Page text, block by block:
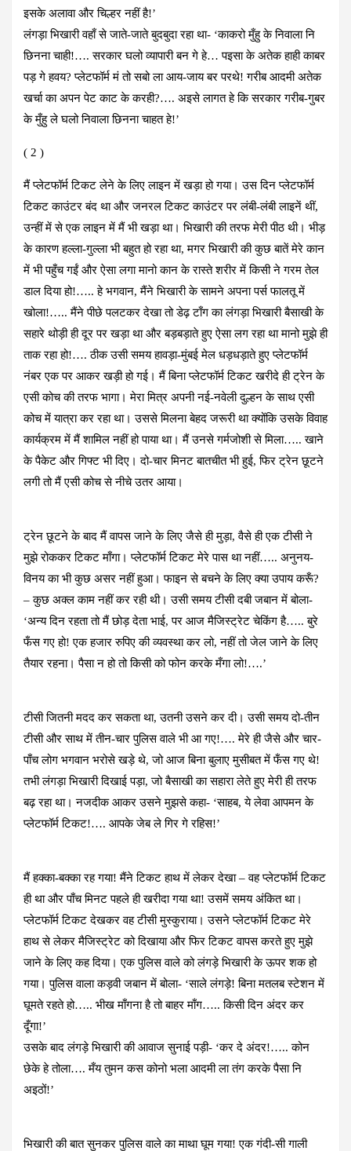
इसके अलावा और चिल्हर नहीं है!’
लंगड़ा भिखारी वहाँ से जाते-जाते बुदबुदा रहा था- ‘काकरो मुँहु के निवाला नि
छिनना चाही!…. सरकार घलो व्यापारी बन गे हे… पइसा के अतेक हाही काबर
पड़ गे हवय? प्लेटफॉर्म मं तो सबो ला आय-जाय बर परथे! गरीब आदमी अतेक
खर्चा का अपन पेट काट के करही?…. अइसे लागत हे कि सरकार गरीब-गुबर
के मुँहु ले घलो निवाला छिनना चाहत हे!’
( 2 )
मैं प्लेटफॉर्म टिकट लेने के लिए लाइन में खड़ा हो गया। उस दिन प्लेटफॉर्म
टिकट काउंटर बंद था और जनरल टिकट काउंटर पर लंबी-लंबी लाइनें थीं,
उन्हीं में से एक लाइन में मैं भी खड़ा था। भिखारी की तरफ मेरी पीठ थी। भीड़
के कारण हल्ला-गुल्ला भी बहुत हो रहा था, मगर भिखारी की कुछ बातें मेरे कान
में भी पहुँच गईं और ऐसा लगा मानो कान के रास्ते शरीर में किसी ने गरम तेल
डाल दिया हो!….. हे भगवान, मैंने भिखारी के सामने अपना पर्स फालतू में
खोला!….. मैंने पीछे पलटकर देखा तो डेढ़ टाँग का लंगड़ा भिखारी बैसाखी के
सहारे थोड़ी ही दूर पर खड़ा था और बड़बड़ाते हुए ऐसा लग रहा था मानो मुझे ही
ताक रहा हो!…. ठीक उसी समय हावड़ा-मुंबई मेल धड़धड़ाते हुए प्लेटफॉर्म
नंबर एक पर आकर खड़ी हो गई। मैं बिना प्लेटफॉर्म टिकट खरीदे ही ट्रेन के
एसी कोच की तरफ भागा। मेरा मित्र अपनी नई-नवेली दुल्हन के साथ एसी
कोच में यात्रा कर रहा था। उससे मिलना बेहद जरूरी था क्योंकि उसके विवाह
कार्यक्रम में मैं शामिल नहीं हो पाया था। मैं उनसे गर्मजोशी से मिला….. खाने
के पैकेट और गिफ्ट भी दिए। दो-चार मिनट बातचीत भी हुई, फिर ट्रेन छूटने
लगी तो मैं एसी कोच से नीचे उतर आया।
ट्रेन छूटने के बाद मैं वापस जाने के लिए जैसे ही मुड़ा, वैसे ही एक टीसी ने
मुझे रोककर टिकट माँगा। प्लेटफॉर्म टिकट मेरे पास था नहीं….. अनुनय-
विनय का भी कुछ असर नहीं हुआ। फाइन से बचने के लिए क्या उपाय करूँ?
– कुछ अक्ल काम नहीं कर रही थी। उसी समय टीसी दबी जबान में बोला-
‘अन्य दिन रहता तो मैं छोड़ देता भाई, पर आज मैजिस्ट्रेट चेकिंग है….. बुरे
फँस गए हो! एक हजार रुपिए की व्यवस्था कर लो, नहीं तो जेल जाने के लिए
तैयार रहना। पैसा न हो तो किसी को फोन करके मँगा लो!….’
टीसी जितनी मदद कर सकता था, उतनी उसने कर दी। उसी समय दो-तीन
टीसी और साथ में तीन-चार पुलिस वाले भी आ गए!…. मेरे ही जैसे और चार-
पाँच लोग भगवान भरोसे खड़े थे, जो आज बिना बुलाए मुसीबत में फँस गए थे!
तभी लंगड़ा भिखारी दिखाई पड़ा, जो बैसाखी का सहारा लेते हुए मेरी ही तरफ
बढ़ रहा था। नजदीक आकर उसने मुझसे कहा- ‘साहब, ये लेवा आपमन के
प्लेटफॉर्म टिकट!…. आपके जेब ले गिर गे रहिस!’
मैं हक्का-बक्का रह गया! मैंने टिकट हाथ में लेकर देखा – वह प्लेटफॉर्म टिकट
ही था और पाँच मिनट पहले ही खरीदा गया था! उसमें समय अंकित था।
प्लेटफॉर्म टिकट देखकर वह टीसी मुस्कुराया। उसने प्लेटफॉर्म टिकट मेरे
हाथ से लेकर मैजिस्ट्रेट को दिखाया और फिर टिकट वापस करते हुए मुझे
जाने के लिए कह दिया। ​एक पुलिस वाले को लंगड़े भिखारी के ऊपर शक हो
गया। पुलिस वाला कड़वी जबान में बोला- ‘साले लंगड़े! बिना मतलब स्टेशन में
घूमते रहते हो….. भीख माँगना है तो बाहर माँग….. किसी दिन अंदर कर
दूँगा!’
उसके बाद लंगड़े भिखारी की आवाज सुनाई पड़ी- ‘कर दे अंदर!….. कोन
छेके हे तोला…. मँय तुमन कस कोनो भला आदमी ला तंग करके पैसा नि
अइठों!’
भिखारी की बात सुनकर पुलिस वाले का माथा घूम गया! एक गंदी-सी गाली